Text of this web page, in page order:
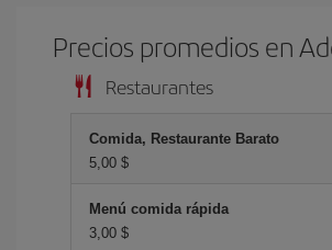
Precios promedios en
Restaurantes
Comida, Restaurante Barato
5,00 $
Menú comida rápida
3,00 $